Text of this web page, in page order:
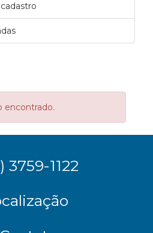
encontrado.
3759-1122